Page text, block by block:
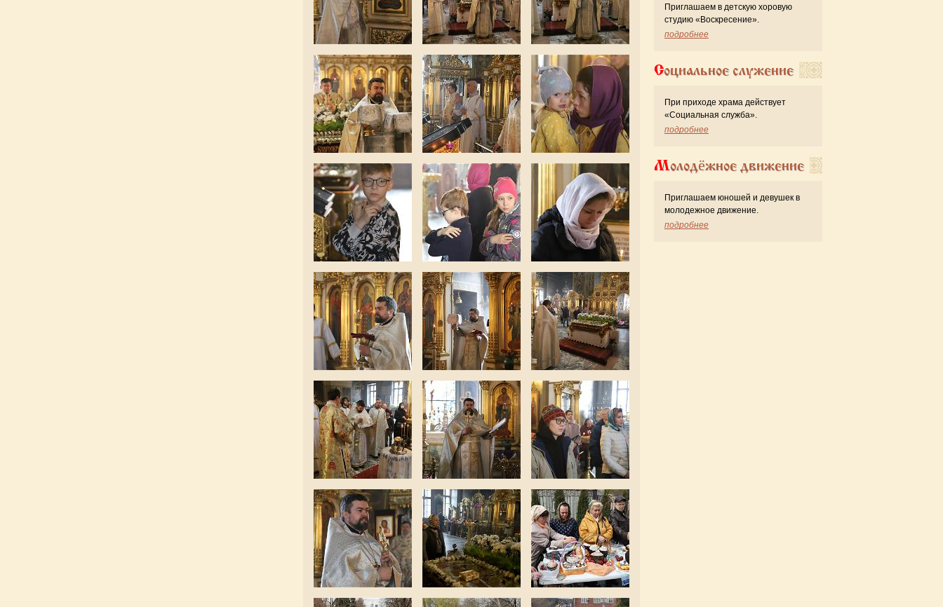
Приглашаем в детскую хоровую
студию «Воскресение».
подробнее
Социальное служение
При приходе храма действует
«Cоциальная служба».
подробнее
Молодёжное движение
Приглашаем юношей и девушек в
молодежное движение.
подробнее